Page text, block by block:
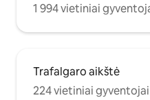
1 994 vietiniai
Trafalgaro aikštė
224 vietiniai